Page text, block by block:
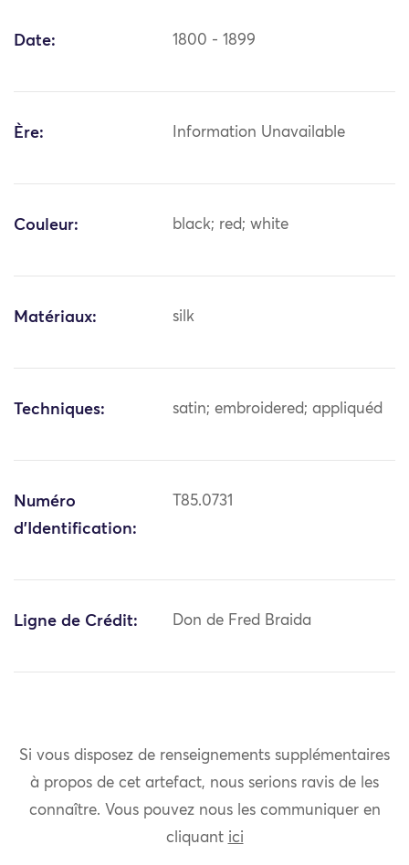
Date: 1800 - 1899
Ère: Information Unavailable
Couleur: black; red; white
Matériaux: silk
Techniques: satin; embroidered; appliquéd
Numéro
d'Identification:
T85.0731
Ligne de Crédit: Don de Fred Braida
Si vous disposez de renseignements supplémentaires
à propos de cet artefact, nous serions ravis de les
connaître. Vous pouvez nous les communiquer en
cliquant ici